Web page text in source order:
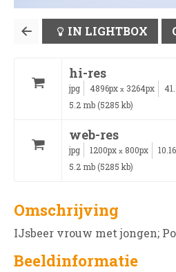
IN LIGHTBOX
hi-res
jpg 4896px x 3264px
5.2 mb (5285 kb)
web-res
jpg 1200px x 800px
5.2 mb (5285 kb)
Omschrijving
IJsbeer vrouw met jongen;
Beeldinformatie